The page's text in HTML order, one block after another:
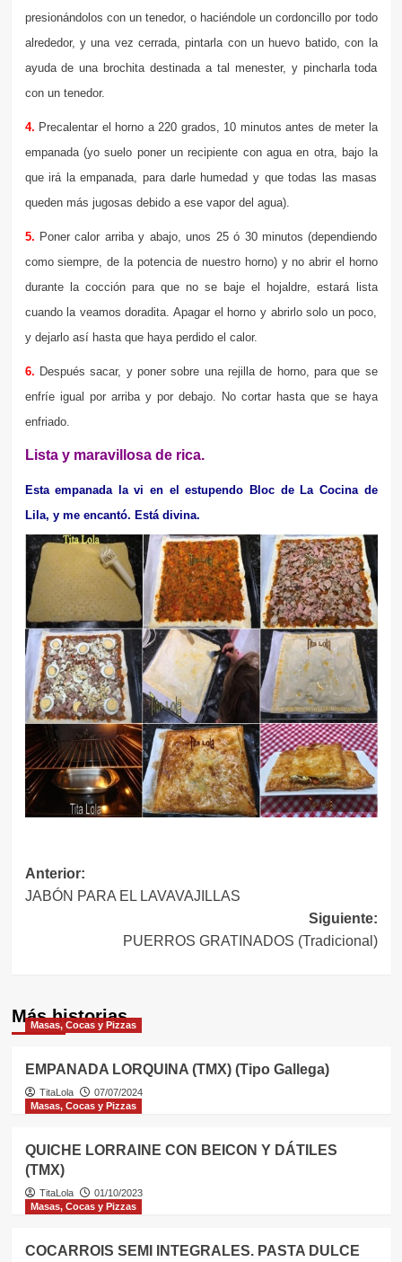
presionándolos con un tenedor, o haciéndole un cordoncillo por todo
alrededor, y una vez cerrada, pintarla con un huevo batido, con la
ayuda de una brochita destinada a tal menester, y pincharla toda
con un tenedor.
4. Precalentar el horno a 220 grados, 10 minutos antes de meter la
empanada (yo suelo poner un recipiente con agua en otra, bajo la
que irá la empanada, para darle humedad y que todas las masas
queden más jugosas debido a ese vapor del agua).
5. Poner calor arriba y abajo, unos 25 ó 30 minutos (dependiendo
como siempre, de la potencia de nuestro horno) y no abrir el horno
durante la cocción para que no se baje el hojaldre, estará lista
cuando la veamos doradita. Apagar el horno y abrirlo solo un poco,
y dejarlo así hasta que haya perdido el calor.
6. Después sacar, y poner sobre una rejilla de horno, para que se
enfríe igual por arriba y por debajo. No cortar hasta que se haya
enfriado.
Lista y maravillosa de rica.
Esta empanada la vi en el estupendo Bloc de La Cocina de
Lila, y me encantó. Está divina.
Navegación
de
entradas
Anterior:
JABÓN PARA EL LAVAVAJILLAS
Siguiente:
PUERROS GRATINADOS (Tradicional)
Más historias
Masas, Cocas y Pizzas
EMPANADA LORQUINA (TMX) (Tipo Gallega)
TitaLola
07/07/2024
Masas, Cocas y Pizzas
QUICHE LORRAINE CON BEICON Y DÁTILES
(TMX)
TitaLola
01/10/2023
Masas, Cocas y Pizzas
COCARROIS SEMI INTEGRALES. PASTA DULCE